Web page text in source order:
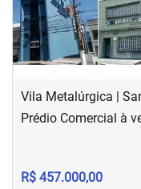
Vila Metalúrgica |
Prédio Comercial à
R$ 457.000,00